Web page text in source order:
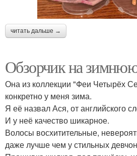
читать дальше →
Обзорчик на
Она из коллекции "Феи Четырёх
конкретно у меня зима.
Я её назвал Ася, от английского
И у неё качество шикарное.
Волосы восхитительные,
даже лучше чем у стильных